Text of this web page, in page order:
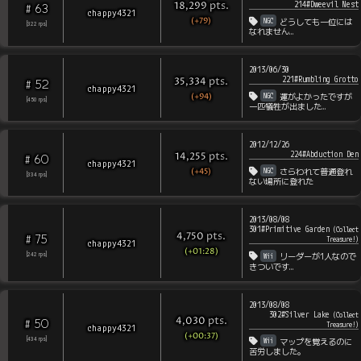
# 63
[322 rps
chappy4321 18,299 pts.
(+79)
214#Dweevil Nest
NGC
どうしても一位には
なれません…
# 52
[450 rps
chappy4321 35,334 pts.
(+94)
2013/06/30
221#Rumbling Grotto
NGC
運がよかったですが
一匹犠牲が出ました…
# 60
[334 rps
chappy4321 14,255 pts.
(+45)
2012/12/26
224#Abduction Den
NGC
さらわれて普通登れ
ない場所に登れた
# 75
[242 rps
chappy4321 4,750 pts.
(+01:28)
2013/08/08
301#Primitive Garden(Collect
Treasure!)
Wii
リーダーが1人なので
きついです…
# 50
[434 rps
chappy4321 4,030 pts.
(+00:37)
2013/08/08
302#Silver Lake (Collect
Treasure!)
Wii
マップを覚えるのに
苦労しました。